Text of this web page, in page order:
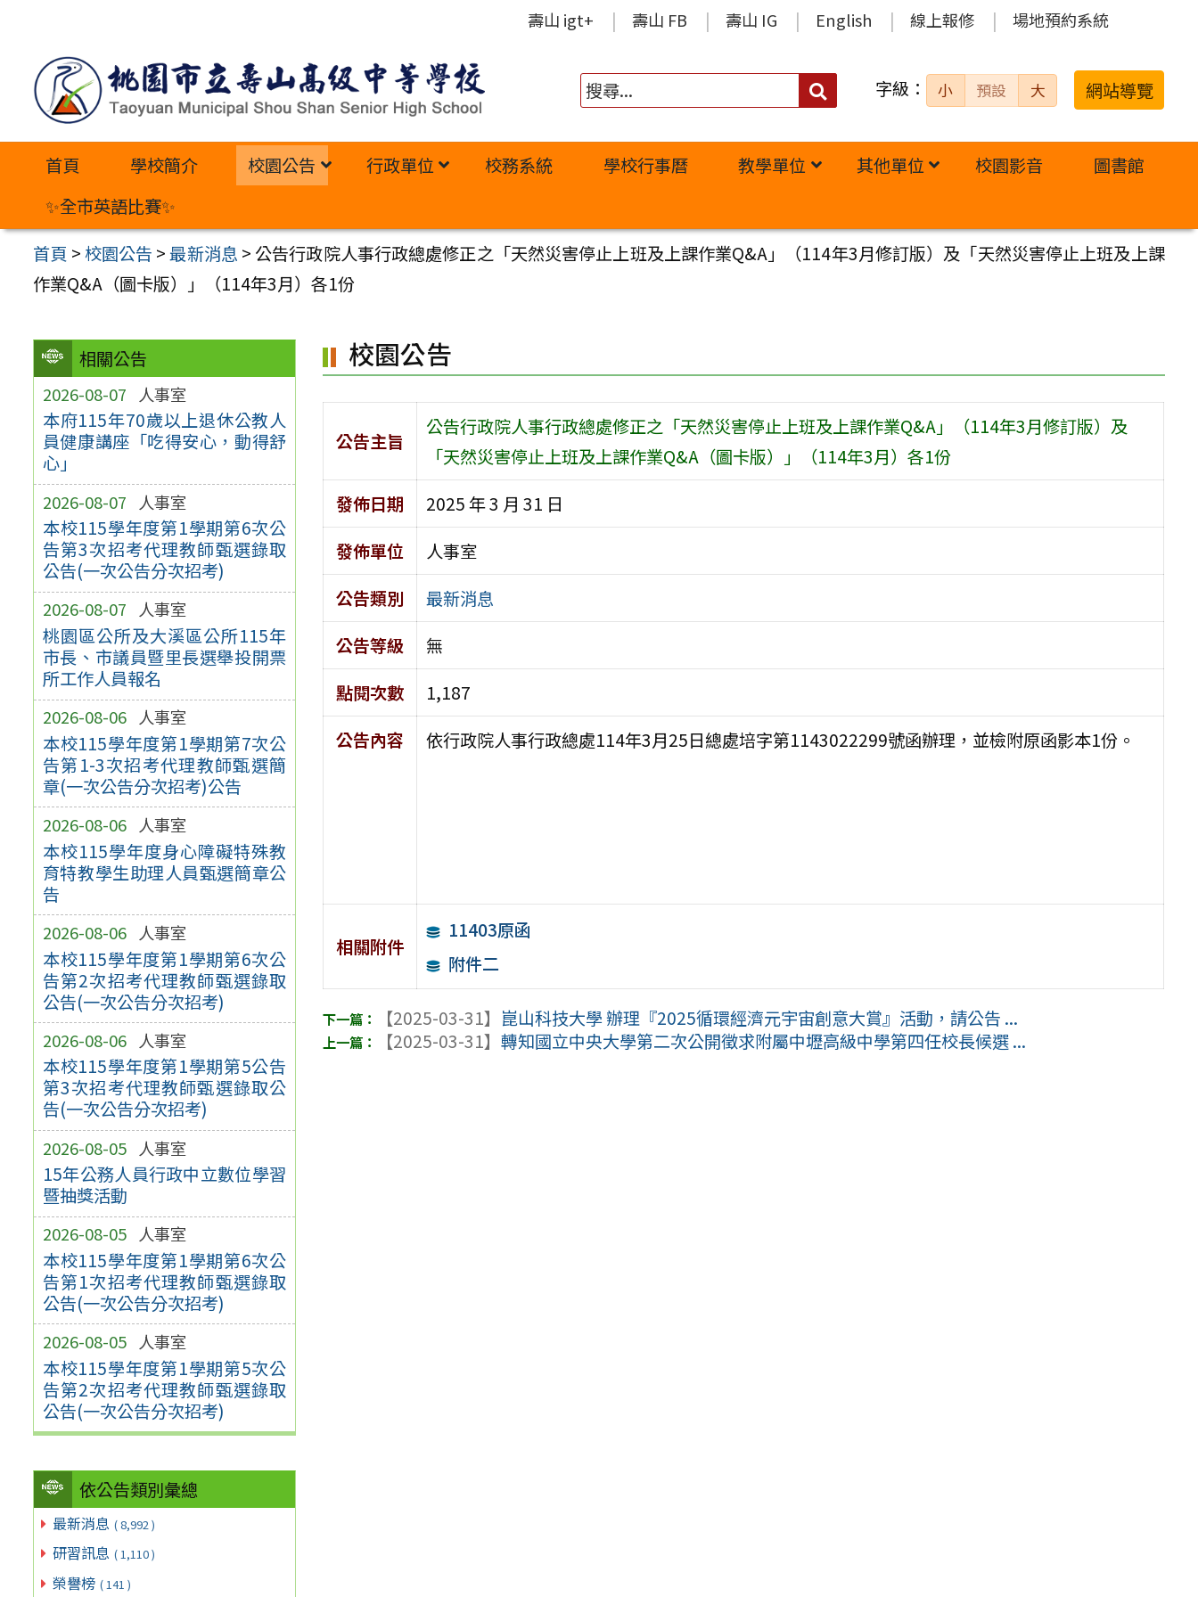
內
壽山 igt+ 壽山 FB 壽山 IG English 線上報修 場地預約系統
搜
字級： 小 預設 大 網站導覽
首頁 學校簡介 校園公告 行政單位 校務系統 學校行事曆 教學單位 其他單位 校園影音
圖書館
✨全市英語比賽✨
首頁 >校園公告 >最新消息 > 公告行政院人事行政總處修正之「天然災害停止上班及上課作業Q&A」（114年3月修訂版）及「天然災害停止上班及上課
作業Q&A（圖卡版）」（114年3月）各1份
相關公告
2026-08-07 人事室
本府115年70歲以上退休公教人
員健康講座「吃得安心，動得舒
心」
2026-08-07 人事室
本校115學年度第1學期第6次公
告第3次招考代理教師甄選錄取
公告(一次公告分次招考)
2026-08-07 人事室
桃園區公所及大溪區公所115年
市長、市議員暨里長選舉投開票
所工作人員報名
2026-08-06 人事室
本校115學年度第1學期第7次公
告第1-3次招考代理教師甄選簡
章(一次公告分次招考)公告
2026-08-06 人事室
本校115學年度身心障礙特殊教
育特教學生助理人員甄選簡章公
告
2026-08-06 人事室
本校115學年度第1學期第6次公
告第2次招考代理教師甄選錄取
公告(一次公告分次招考)
2026-08-06 人事室
本校115學年度第1學期第5公告
第3次招考代理教師甄選錄取公
告(一次公告分次招考)
2026-08-05 人事室
15年公務人員行政中立數位學習
暨抽獎活動
2026-08-05 人事室
本校115學年度第1學期第6次公
告第1次招考代理教師甄選錄取
公告(一次公告分次招考)
2026-08-05 人事室
本校115學年度第1學期第5次公
告第2次招考代理教師甄選錄取
公告(一次公告分次招考)
依公告類別彙總
最新消息 ( 8,992 )
研習訊息 ( 1,110 )
榮譽榜 ( 141 )
校園公告
公告主旨
公告行政院人事行政總處修正之「天然災害停止上班及上課作業Q&A」（114年3月修訂版）及
「天然災害停止上班及上課作業Q&A（圖卡版）」（114年3月）各1份
發佈日期
2025 年 3 月 31 日
發佈單位
人事室
公告類別
最新消息
公告等級
無
點閱次數
1,187
公告內容
依行政院人事行政總處114年3月25日總處培字第1143022299號函辦理，並檢附原函影本1份。
相關附件
11403原函
附件二
【2025-03-31】 崑山科技大學 辦理『2025循環經濟元宇宙創意大賞』活動，請公告 ...
【2025-03-31】轉知國立中央大學第二次公開徵求附屬中壢高級中學第四任校長候選 ...